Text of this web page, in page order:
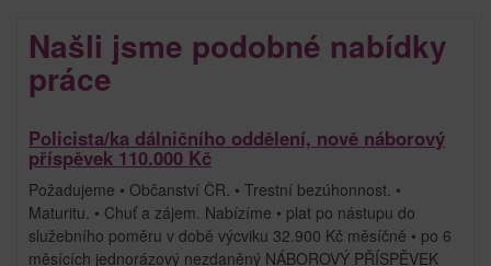
Našli jsme podobné nabídky
práce
Policista/ka dálničního oddělení, nově náborový
příspěvek 110.000 Kč
Požadujeme • Občanství ČR. • Trestní bezúhonnost. •
Maturitu. • Chuť a zájem. Nabízíme • plat po nástupu do
služebního poměru v době výcviku 32.900 Kč měsíčně • po 6
měsících jednorázový nezdaněný NÁBOROVÝ PŘÍSPĚVEK